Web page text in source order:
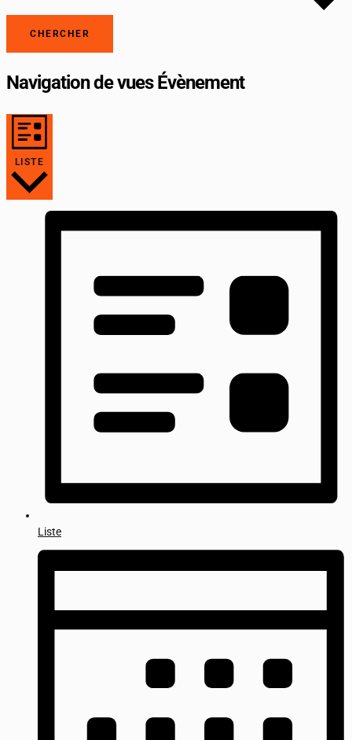
CHERCHER
Navigation de vues Évènement
LISTE
Liste